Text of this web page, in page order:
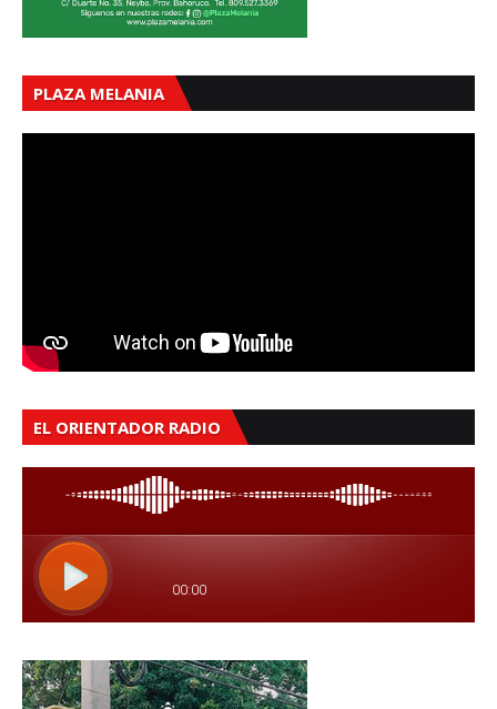
PLAZA MELANIA
EL ORIENTADOR RADIO